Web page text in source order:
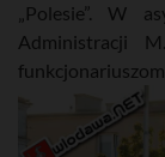
„Polesie”. W
Administracji
funkcjonariuszom